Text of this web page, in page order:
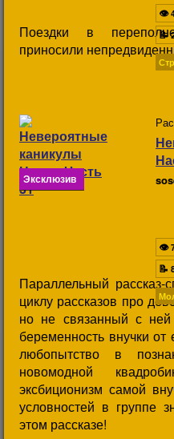
Поездки в
приносили
👁
📝
Эксклюзив
Параллельный
циклу рассказов про
но не связанный с
беременность внучки
любопытство в
новомодной
эксбиционизм самой
условностей в группе
этом рассказе!
👁
📝